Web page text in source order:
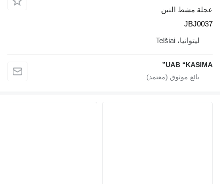
عجلة مشط التبن
JBJ0037
ليتوانيا، Telšiai
UAB “KASIMA”